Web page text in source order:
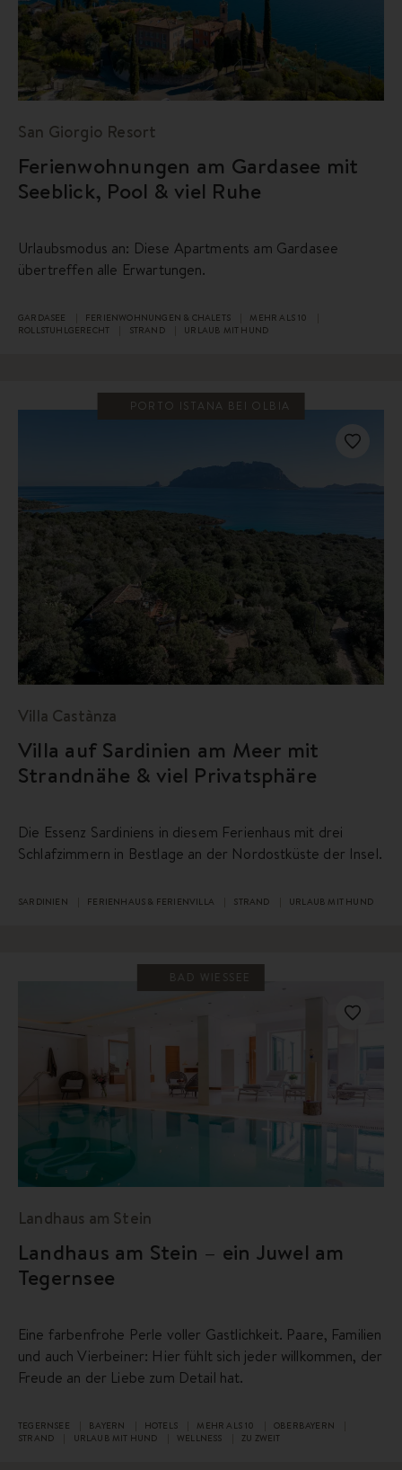
San Giorgio Resort
Ferienwohnungen am Gardasee mit
Seeblick, Pool & viel Ruhe
Urlaubsmodus an: Diese Apartments am Gardasee
übertreffen alle Erwartungen.
GARDASEE FERIENWOHNUNGEN & CHALETS
MEHR ALS 10
ROLLSTUHLGERECHT
STRAND URLAUB MIT HUND
PORTO ISTANA BEI OLBIA
Villa Castànza
Villa auf Sardinien am Meer mit
Strandnähe & viel Privatsphäre
Die Essenz Sardiniens in diesem Ferienhaus mit drei
Schlafzimmern in Bestlage an der Nordostküste der Insel.
SARDINIEN FERIENHAUS & FERIENVILLA STRAND URLAUB MIT HUND
BAD WIESSEE
Landhaus am Stein
Landhaus am Stein – ein Juwel am
Tegernsee
Eine farbenfrohe Perle voller Gastlichkeit. Paare, Familien
und auch Vierbeiner: Hier fühlt sich jeder willkommen, der
Freude an der Liebe zum Detail hat.
TEGERNSEE BAYERN HOTELS MEHR ALS 10
OBERBAYERN
STRAND
URLAUB MIT HUND WELLNESS ZU ZWEIT